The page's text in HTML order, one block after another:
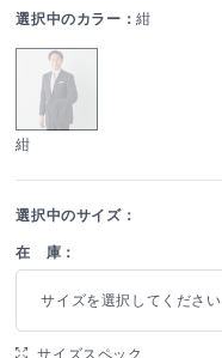
選択中のカラー：紺
紺
選択中のサイズ：
在 庫：
サイズを選択してください
サイズスペック